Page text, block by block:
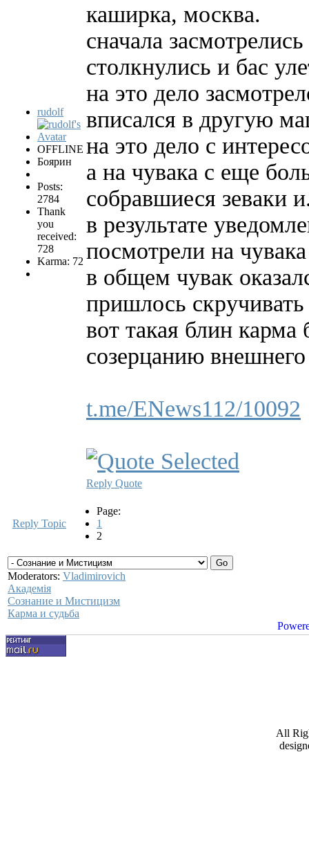
rudolf
OFFLINE
Боярин
Posts:
2784
Thank
you
received:
728
Karma: 72
каширка, москва.
сначала
столкнулись и бас
на это дело
вписался в другую
на это дело с
а на чувака с еще
собравшиеся зеваки
в результате
посмотрели на
в общем чувак
пришлось
вот такая блин карма
созерцанию
t.me/ENews112/10092
Reply Quote
Reply Topic
Page:
1
2
Moderators: Vladimirovich
Академiя
Сознание и Мистицизм
Карма и судьба
All